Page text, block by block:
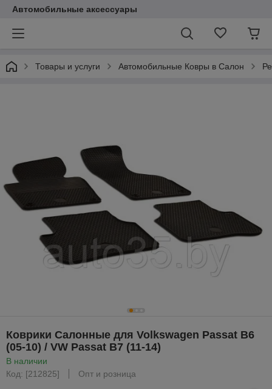
Автомобильные аксессуары
Товары и услуги Автомобильные Ковры в Салон
Коврики Салонные для Volkswagen Passat B6
(05-10) / VW Passat B7 (11-14)
В наличии
Код: [212825]
Опт и розница